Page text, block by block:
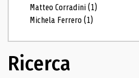
Matteo Corradini(1)
Michela Ferrero(1)
Ricerca